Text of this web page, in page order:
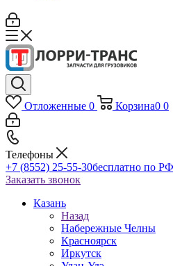
Отложенные 0 Корзина0 0
Телефоны
+7 (8552) 25-55-30бесплатно по РФ
Заказать звонок
Казань
Назад
Набережные Челны
Красноярск
Иркутск